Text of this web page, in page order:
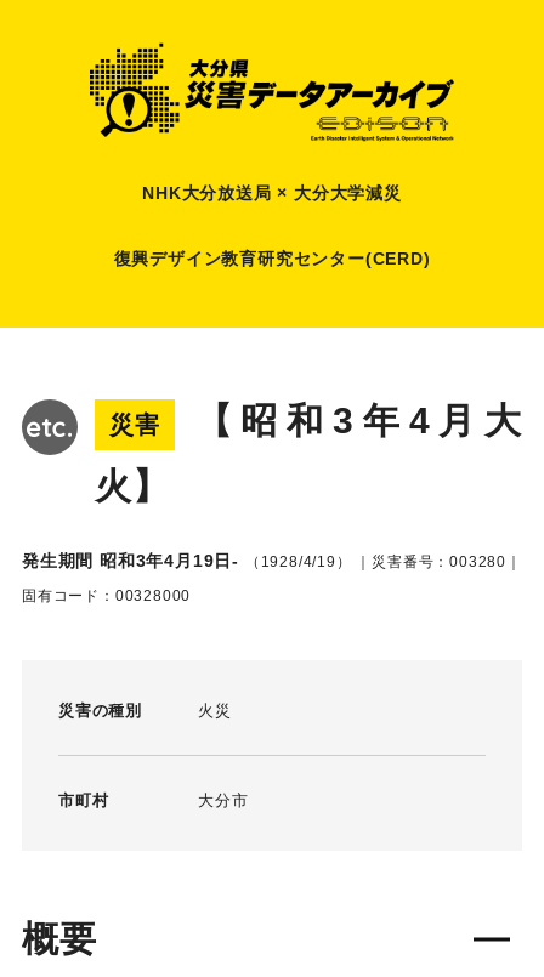
NHK大分放送局 × 大分大学減災
復興デザイン教育研究センター(CERD)
災害
【昭和3年4月大
火】
発生期間 昭和3年4月19日- （1928/4/19）
｜災害番号：003280｜
固有コード：00328000
災害の種別 火災
市町村 大分市
概要